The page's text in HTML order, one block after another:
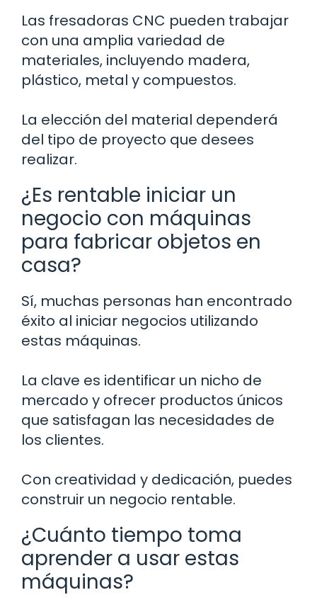
Las fresadoras CNC pueden trabajar
con una amplia variedad de
materiales, incluyendo madera,
plástico, metal y compuestos.
La elección del material dependerá
del tipo de proyecto que desees
realizar.
¿Es rentable iniciar un
negocio con máquinas
para fabricar objetos en
casa?
Sí, muchas personas han encontrado
éxito al iniciar negocios utilizando
estas máquinas.
La clave es identificar un nicho de
mercado y ofrecer productos únicos
que satisfagan las necesidades de
los clientes.
Con creatividad y dedicación, puedes
construir un negocio rentable.
¿Cuánto tiempo toma
aprender a usar estas
máquinas?